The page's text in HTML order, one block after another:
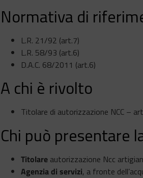
Normativa di
L.R. 21/92 (art.7)
L.R. 58/93 (art.6)
D.A.C. 68/2011 (art.6)
A chi è rivolto
Titolare di autorizzazione NCC –
Chi può presentare
Titolare autorizzazione Ncc
Agenzia di servizi, a fronte